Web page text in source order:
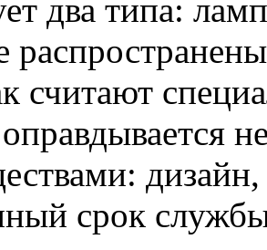
два типа:
считают
дизайн,
срок